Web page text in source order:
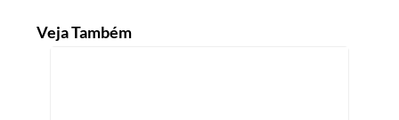
Veja Também